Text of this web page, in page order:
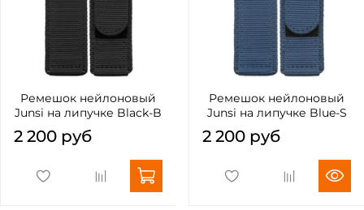
Ремешок нейлоновый
Junsi на липучке Black-B
2 200 руб
Ремешок нейлоновый
Junsi на липучке Blue-S
2 200 руб